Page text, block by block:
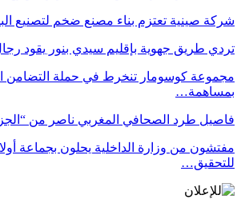
شركة صينية تعتزم بناء مصنع ضخم لتصنيع
تردي طريق جهوية بإقليم سيدي بنور يقود
مجموعة كوسومار تنخرط في حملة التضامن
بمساهمة…
فاصيل طرد الصحافي المغربي ناصر من
مفتشون من وزارة الداخلية يحلون بجماعة
للتحقيق…